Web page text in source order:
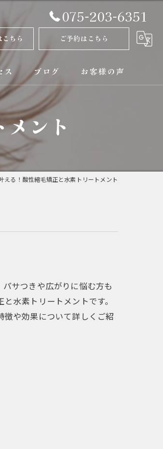
075-203-6351
ちら ご予約はこちら
ス ブログ
コラム
お客様の声
ント
える！酸性縮毛矯正と水素トリートメント
サつきや広がりに悩む方も
水素トリートメントです。
や効果について詳しくご紹